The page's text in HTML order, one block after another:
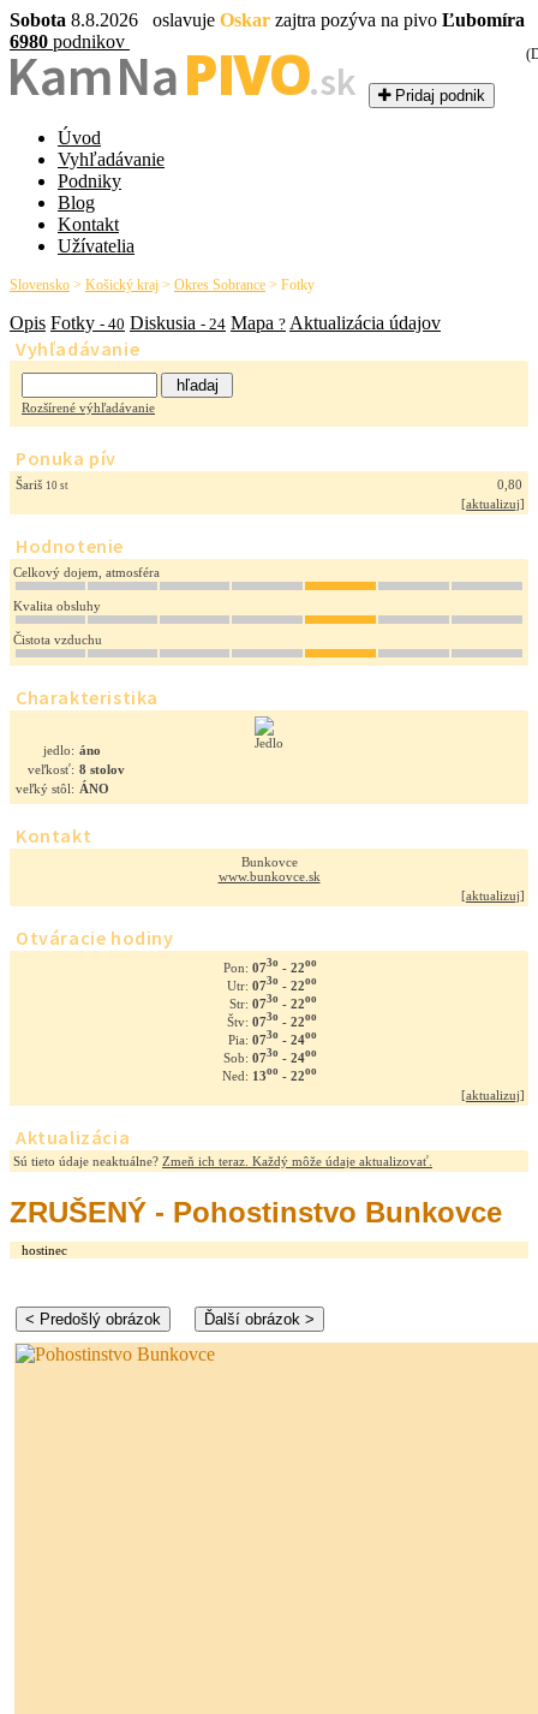
Sobota 8.8.2026 oslavuje Oskar zajtra pozýva na pivo Ľubomíra
6980 podnikov
Kam NaPIVO.sk Pridaj podnik
Úvod
Vyhľadávanie
Podniky
Blog
Kontakt
Užívatelia
Slovensko > Košický kraj > Okres Sobrance > Fotky
Opis Fotky - 40 Diskusia - 24 Mapa ? Aktualizácia údajov
Vyhľadávanie
Rozšírené výhľadávanie
Ponuka pív
Šariš 10 st
0,80
[aktualizuj]
Hodnotenie
Celkový dojem, atmosféra
Kvalita obsluhy
Čistota vzduchu
Charakteristika
jedlo: áno
veľkosť: 8 stolov
veľký stôl: ÁNO
Kontakt
Bunkovce
www.bunkovce.sk
[aktualizuj]
Otváracie hodiny
Pon: 073o- 22oo
Utr: 073o- 22oo
Str: 073o- 22oo
Štv: 073o- 22oo
Pia: 073o- 24oo
Sob: 073o- 24oo
Ned: 13oo- 22oo
[aktualizuj]
Aktualizácia
Sú tieto údaje neaktuálne? Zmeň ich teraz. Každý môže údaje aktualizovať.
ZRUŠENÝ - Pohostinstvo Bunkovce
hostinec